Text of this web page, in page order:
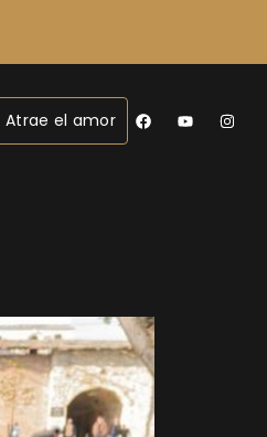
Atrae el amor